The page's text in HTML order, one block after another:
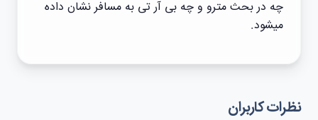
چه در بحث مترو و چه بی آر تی به مسافر نشان داده
میشود.
نظرات کاربران